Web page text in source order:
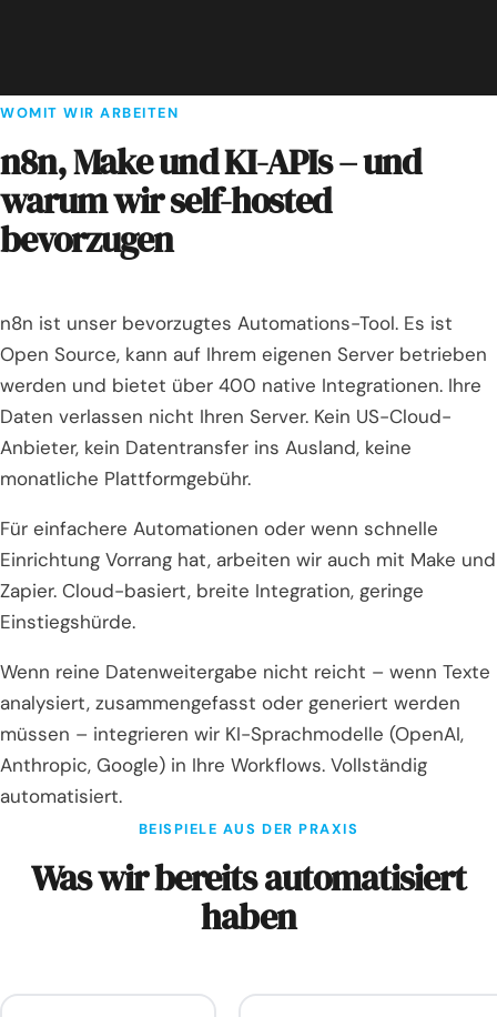
WOMIT WIR ARBEITEN
n8n, Make und KI-APIs – und
warum wir self-hosted
bevorzugen
n8n ist unser bevorzugtes Automations-Tool. Es ist
Open Source, kann auf Ihrem eigenen Server betrieben
werden und bietet über 400 native Integrationen. Ihre
Daten verlassen nicht Ihren Server. Kein US-Cloud-
Anbieter, kein Datentransfer ins Ausland, keine
monatliche Plattformgebühr.
Für einfachere Automationen oder wenn schnelle
Einrichtung Vorrang hat, arbeiten wir auch mit Make und
Zapier. Cloud-basiert, breite Integration, geringe
Einstiegshürde.
Wenn reine Datenweitergabe nicht reicht – wenn Texte
analysiert, zusammengefasst oder generiert werden
müssen – integrieren wir KI-Sprachmodelle (OpenAI,
Anthropic, Google) in Ihre Workflows. Vollständig
automatisiert.
BEISPIELE AUS DER PRAXIS
Was wir bereits automatisiert
haben